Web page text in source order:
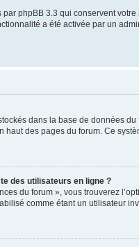
phpBB 3.3 qui conservent
a été activée par un
dans la base de données
des pages du forum. Ce
des utilisateurs en ligne ?
du forum », vous trouverez
comme étant un utilisateur